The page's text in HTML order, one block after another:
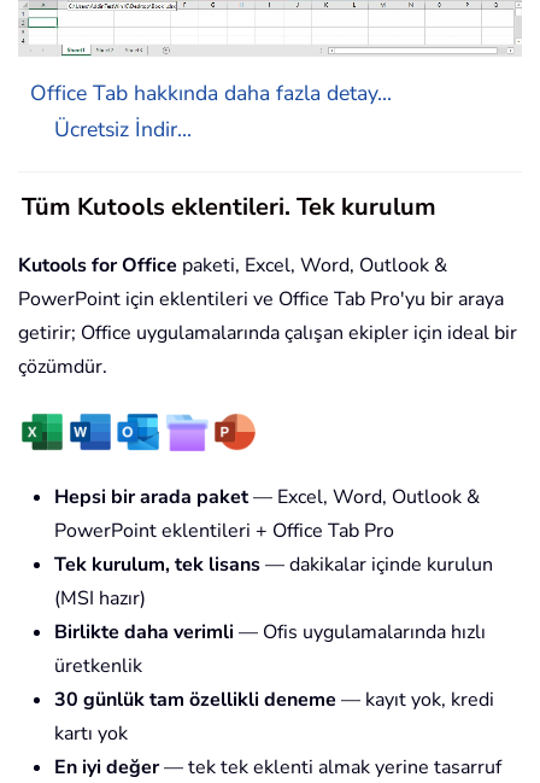
Office Tab hakkında daha fazla detay...
Ücretsiz İndir...
Tüm Kutools eklentileri. Tek kurulum
Kutools for Office paketi, Excel, Word, Outlook &
PowerPoint için eklentileri ve Office Tab Pro'yu bir araya
getirir; Office uygulamalarında çalışan ekipler için ideal bir
çözümdür.
Hepsi bir arada paket— Excel, Word, Outlook &
PowerPoint eklentileri + Office Tab Pro
Tek kurulum, tek lisans— dakikalar içinde kurulun
(MSI hazır)
Birlikte daha verimli — Ofis uygulamalarında hızlı
üretkenlik
30 günlük tam özellikli deneme — kayıt yok, kredi
kartı yok
En iyi değer— tek tek eklenti almak yerine tasarruf